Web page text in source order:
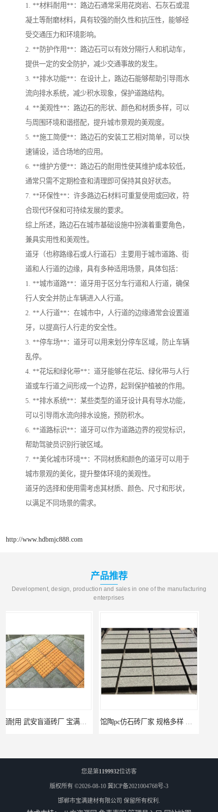
1. **材料耐用**：路边石通常采用花岗岩、石灰石或混
凝土等耐磨材料，具有较强的耐久性和抗压性，能够经
受交通压力和环境影响。
2. **防护作用**：路边石可以有效分隔行人和机动车，
提供一定的安全防护，减少交通事故的发生。
3. **排水功能**：在设计上，路边石能够帮助引导雨水
流向排水系统，减少积水现象，保护道路结构。
4. **美观性**：路边石的形状、颜色和材质多样，可以
与周围环境和谐搭配，提升城市景观的美观度。
5. **施工简便**：路边石的安装工艺相对简单，可以快
速铺设，适合场地的应用。
6. **维护方便**：路边石的耐用性使其维护成本较低，
通常只需不定期检查和清理即可保持其良好状态。
7. **环保性**：许多路边石材料可重复使用或回收，符
合现代环保和可持续发展的要求。
综上所述，路边石在城市基础设施中扮演着重要角色，
兼具实用性和美观性。
道牙（也称路缘石或人行道石）主要用于城市道路、街
道和人行道的边缘，具有多种适用场景，具体包括：
1. **城市道路**：道牙用于区分车行道和人行道，确保
行人安全并防止车辆进入人行道。
2. **人行道**：在城市中，人行道的边缘通常会设置道
牙，以提高行人行走的安全性。
3. **停车场**：道牙可以用来划分停车区域，防止车辆
乱停。
4. **花坛和绿化带**：道牙能够在花坛、绿化带与人行
道或车行道之间形成一个边界，起到保护植被的作用。
5. **排水系统**：某些类型的道牙设计具有导水功能，
可以引导雨水流向排水设施，预防积水。
6. **道路标识**：道牙可以作为道路边界的视觉标识，
帮助驾驶员识别行驶区域。
7. **美化城市环境**：不同材质和颜色的道牙可以用于
城市景观的美化，提升整体环境的美观性。
道牙的选择和使用需考虑其材质、颜色、尺寸和形状，
以满足不同场景的需求。
http://www.hdbmjc888.com
产品推荐
Development, design, production and sales in one of the manufacturing
enterprises
您是第1199932位访客
版权所有 ©2026-08-10 冀ICP备2021004768号-3
邯郸市宝满建材有限公司 保留所有权利.